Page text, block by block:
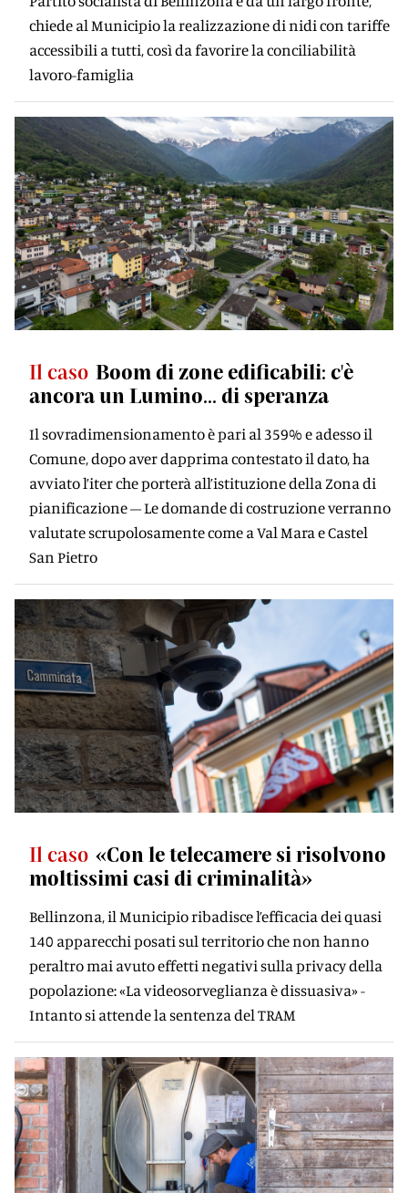
chiede al Municipio la realizzazione di nidi con tariffe
accessibili a tutti, così da favorire la conciliabilità
lavoro-famiglia
Il caso Boom di zone edificabili: c'è
ancora un Lumino... di speranza
Il sovradimensionamento è pari al 359% e adesso il
Comune, dopo aver dapprima contestato il dato, ha
avviato l’iter che porterà all’istituzione della Zona di
pianificazione – Le domande di costruzione verranno
valutate scrupolosamente come a Val Mara e Castel
San Pietro
Il caso «Con le telecamere si risolvono
moltissimi casi di criminalità»
Bellinzona, il Municipio ribadisce l’efficacia dei quasi
140 apparecchi posati sul territorio che non hanno
peraltro mai avuto effetti negativi sulla privacy della
popolazione: «La videosorveglianza è dissuasiva» -
Intanto si attende la sentenza del TRAM